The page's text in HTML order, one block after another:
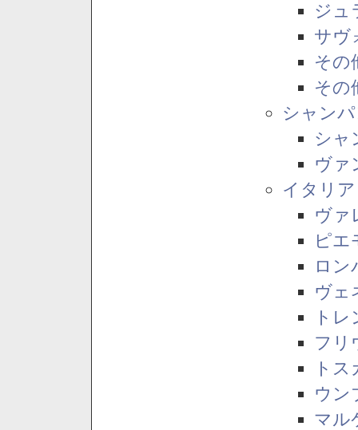
ジュ
サヴ
その
その
シャン
シャ
ヴァ
イタリア
ヴァ
ピエ
ロン
ヴェ
ト
フリ
ト
ウン
マル